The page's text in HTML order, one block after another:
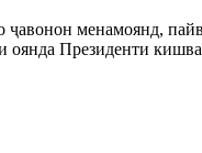
менамоянд,
Президенти